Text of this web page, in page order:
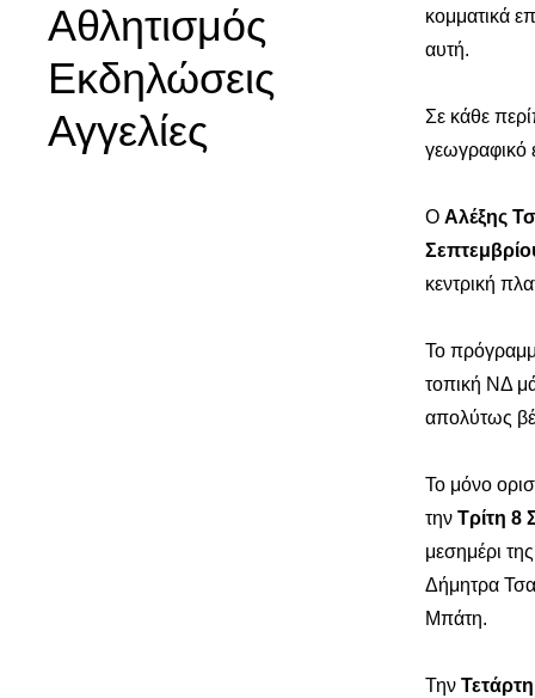
Αθλητισμός
Εκδηλώσεις
Αγγελίες
κομματικά
αυτή.
Σε κάθε
γεωγραφικό
Ο Αλέξης
κεντρική
Το
τοπική ΝΔ
απολύτως
Το μόνο
την Τρίτη 8
μεσημέρι
Δήμητρα
Μπάτη.
Την